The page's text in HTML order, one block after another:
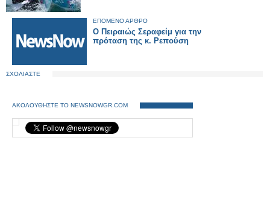
ΕΠΟΜΕΝΟ ΑΡΘΡΟ
Ο Πειραιώς Σεραφείμ για την
πρόταση της κ. Ρεπούση
ΣΧΟΛΙΑΣΤΕ
ΑΚΟΛΟΥΘΗΣΤΕ ΤΟ NEWSNOWGR.COM